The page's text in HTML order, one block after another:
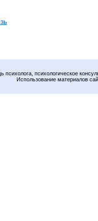
психологическое
Использование материалов